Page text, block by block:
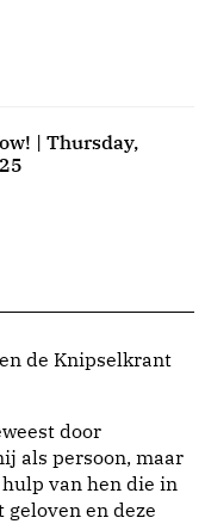
| Thursday,
de Knipselkrant
door
als persoon, maar
van hen die in
en deze